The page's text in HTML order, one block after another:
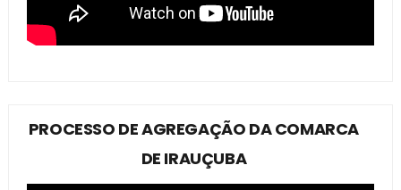
PROCESSO DE AGREGAÇÃO DA COMARCA
DE IRAUÇUBA